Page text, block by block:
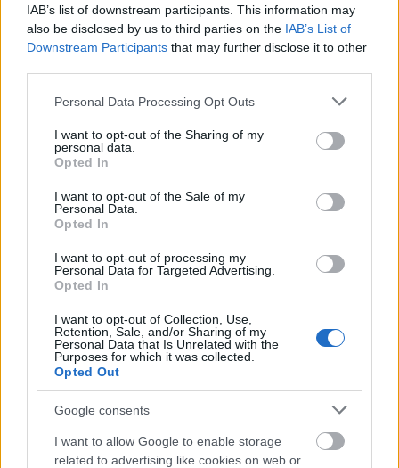
IAB’s list of downstream participants. This information may
also be disclosed by us to third parties on the IAB’s List of
Downstream Participants that may further disclose it to other
Please note that this website/app uses one or more Google
not limited to your visit or usage behaviour. You may click to
grant or deny consent to Google and its third-party tags to
use your data for below specified purposes in below Google
consent section.
Personal Data Processing Opt Outs
I want to opt-out of the Sharing of my
personal data.
Opted In
I want to opt-out of the Sale of my
Personal Data.
Opted In
I want to opt-out of processing my
Personal Data for Targeted Advertising.
Opted In
I want to opt-out of Collection, Use,
Retention, Sale, and/or Sharing of my
Personal Data that Is Unrelated with the
Purposes for which it was collected.
Opted Out
Google consents
I want to allow Google to enable storage
related to advertising like cookies on web or
volna, ha kíváncsi lennék rátok. Ha tudnék figyelni.
Nincsenek fontos dolgaim. Tiszta a fejem, nem zúg a
fülem. Nincs késő. Nem sietek sehova. Körül tudok
nézni. Könnyű vagyok és laza. Puha és erős. Ahogy
beszívom a levegőt, hosszú és keskeny leszek. Nem
kiabálok. Nem basz föl az ideg. Jól alszom. Nem fáj
semmim. Nem viszem haza a laptopomat. Van
kedvem szeretkezni. Gyalog járok. Meg tudom
csinálni" - szól az előadás ajánlója.